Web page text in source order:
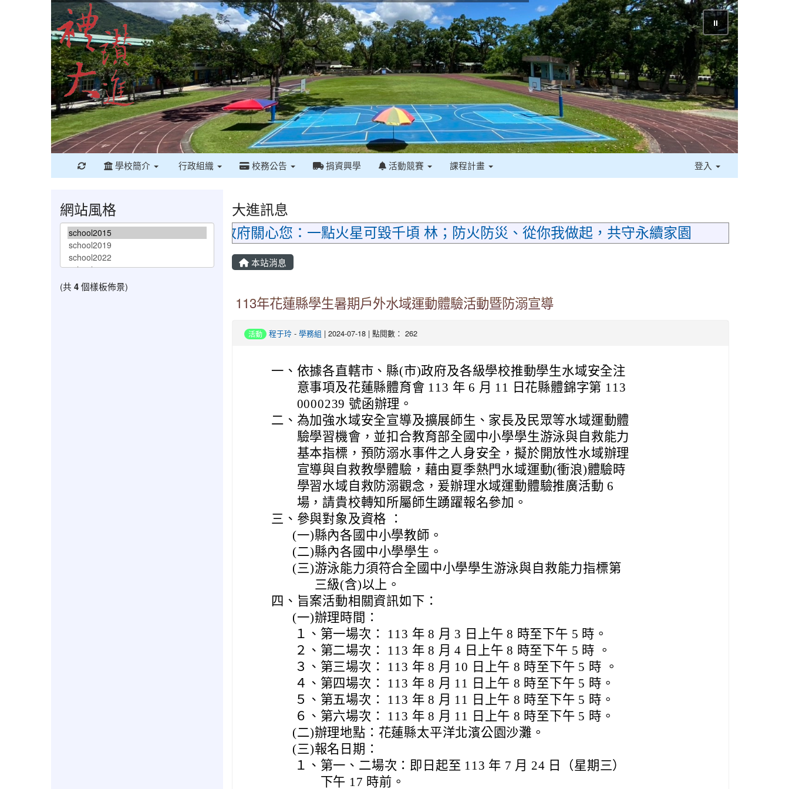
⏸
重新取得佈景設定
學校簡介 行政組織 校務公告 捐資興學 活動競賽 課程計畫 登入
花蓮縣政府關心您：一點火星可毀千頃 林；防火防災、從你我做起，共守永續家園
意事項及花蓮縣體育會 113 年 6 月 11 日花縣體錦字第 113
0000239 號函辦理。
為加強水域安全宣導及擴展師生、家長及民眾等水域運動體
驗學習機會，並扣合教育部全國中小學學生游泳與自救能力
基本指標，預防溺水事件之人身安全，擬於開放性水域辦理
宣導與自救教學體驗，藉由夏季熱門水域運動(衝浪)體驗時
學習水域自救防溺觀念，爰辦理水域運動體驗推廣活動 6
場，請貴校轉知所屬師生踴躍報名參加。
參與對象及資格 ：
(一)縣內各國中小學教師。
(二)縣內各國中小學學生。
(三)游泳能力須符合全國中小學學生游泳與自救能力指標第
三級(含)以上。
旨案活動相關資訊如下：
(一)辦理時間：
１、第一場次： 113 年 8 月 3 日上午 8 時至下午 5 時。
２、 第二場次： 113 年 8 月 4 日上午 8 時至下午 5 時 。
３、 第三場次： 113 年 8 月 10 日上午 8 時至下午 5 時 。
４、 第四場次： 113 年 8 月 11 日上午 8 時至下午 5 時。
５、 第五場次： 113 年 8 月 11 日上午 8 時至下午 5 時。
６、 第六場次： 113 年 8 月 11 日上午 8 時至下午 5 時。
(二)辦理地點：花蓮縣太平洋北濱公園沙灘。
(三)報名日期：
１、第一、二場次：即日起至 113 年 7 月 24 日（星期三）
下午 17 時前。
第三、四、五、六場次：即日起至 113 年 7 月 31 日